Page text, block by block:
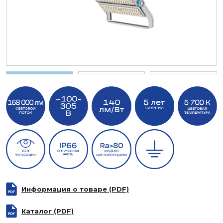
Информация о товаре (PDF)
Каталог (PDF)